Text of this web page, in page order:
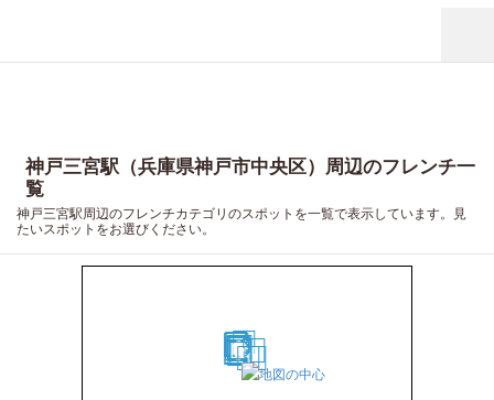
神戸三宮駅（兵庫県神戸市中央区）周辺のフレンチ一
覧
神戸三宮駅周辺のフレンチカテゴリのスポットを一覧で表示しています。見
たいスポットをお選びください。
1
2
3 4
5
6
7 8
9
10
11
12
13
14
15
16
17
18
19
20